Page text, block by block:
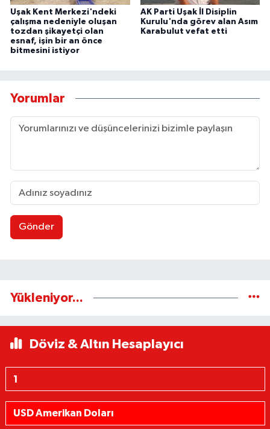
Uşak Kent Merkezi'ndeki
çalışma nedeniyle oluşan
tozdan şikayetçi olan
esnaf, işin bir an önce
bitmesini istiyor
AK Parti Uşak İl Disiplin
Kurulu'nda görev alan Asım
Karabulut vefat etti
Yorumlar
Gönder
Yükleniyor...
Döviz & Altın Hesaplayıcı